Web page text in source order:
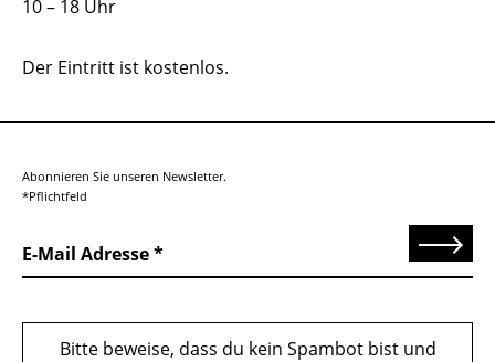
10 – 18 Uhr
Der Eintritt ist kostenlos.
Abonnieren Sie unseren Newsletter.
*Pflichtfeld
E-Mail Adresse Senden
Bitte beweise, dass du kein Spambot bist und